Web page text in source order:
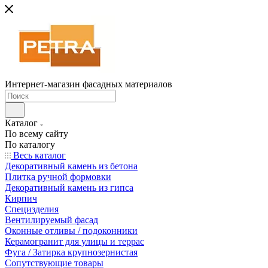
Интернет-магазин фасадных материалов
Каталог
По всему сайту
По каталогу
Весь каталог
Декоративный камень из бетона
Плитка ручной формовки
Декоративный камень из гипса
Кирпич
Специзделия
Вентилируемый фасад
Оконные отливы / подоконники
Керамогранит для улицы и террас
Фуга / Затирка крупнозернистая
Сопутствующие товары